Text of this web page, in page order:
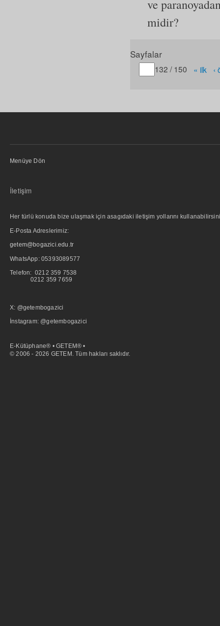
ve
midir?
Sayfalar
Gitmek istediğiniz
132 / 150 « ilk ‹
Menüye Dön
İletişim
Her türlü konuda bize ulaşmak için asagıdaki iletişim yollarını
E-Posta Adreslerimiz:
getem@bogazici.edu.tr
WhatsApp: 05393089577
Telefon: 0212 359 7538
0212 359 7659
X: @getembogazici
İnstagram: @getembogazici
E-Kütüphane® • GETEM® •
© 2006 - 2026 GETEM. Tüm hakları saklıdır.